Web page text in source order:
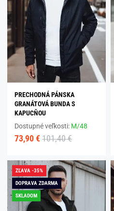
PRECHODNÁ PÁNSKA
GRANÁTOVÁ BUNDA S
KAPUCŇOU
Dostupné veľkosti: M/48
73,90 € 101,40 €
ZĽAVA -35%
DOPRAVA ZDARMA
SKLADOM